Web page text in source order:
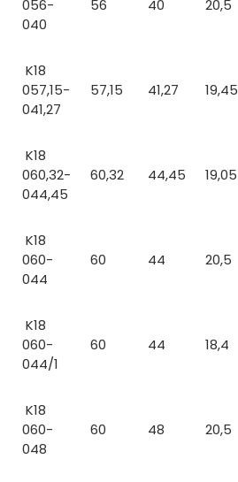
056-
040
56 40 20,5
K18
057,15-
041,27
57,15 41,27 19,45
K18
060,32-
044,45
60,32 44,45 19,05
K18
060-
044
60 44 20,5
K18
060-
044/1
60 44 18,4
K18
060-
048
60 48 20,5